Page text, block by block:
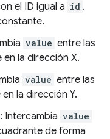
el ID igual a id .
value entre las
la dirección X.
value entre las
la dirección Y.
: Intercambia value
de forma